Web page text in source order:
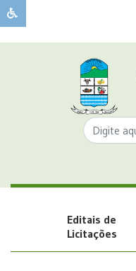
Sobre
Sobre
Editais de
Licitações